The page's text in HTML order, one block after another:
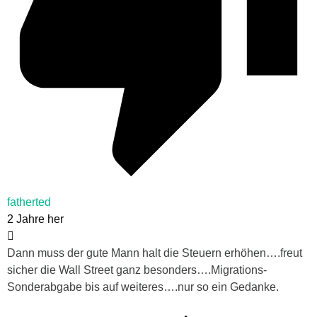
fatherted
2 Jahre her
Dann muss der gute Mann halt die Steuern erhöhen….freut
sicher die Wall Street ganz besonders….Migrations-
Sonderabgabe bis auf weiteres….nur so ein Gedanke.